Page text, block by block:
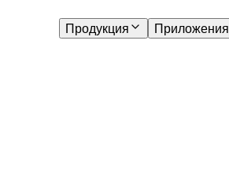
Продукция Приложения